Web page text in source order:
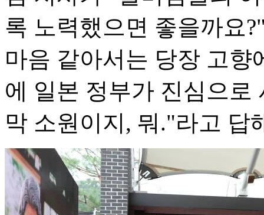
록 노력했으면 좋을까요
마음 같아서는 당장 고향
에 일본 정부가 진심으로
막 소원이지, 뭐."라고 답